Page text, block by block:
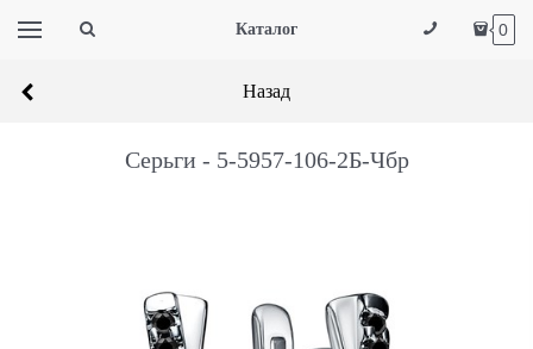
Каталог 0
Назад
Серьги - 5-5957-106-2Б-Чбр